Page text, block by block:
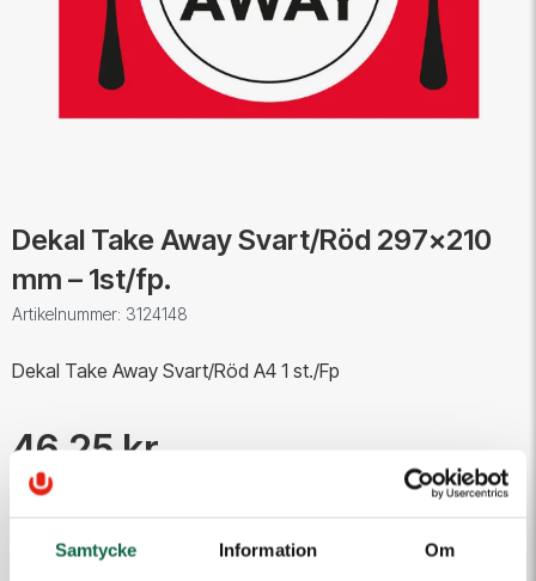
Samtycke Information Om
Dekal Take Away Svart/Röd 297x210
mm – 1st/fp.
Artikelnummer: 3124148
Dekal Take Away Svart/Röd A4 1 st./Fp
46,25 kr
Lägg i varukorgen